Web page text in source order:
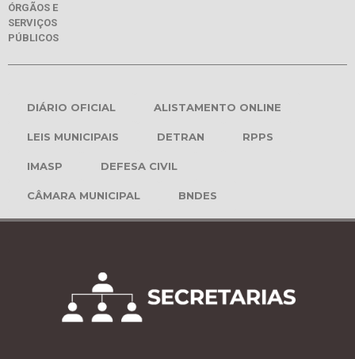
ÓRGÃOS E
SERVIÇOS
PÚBLICOS
DIÁRIO OFICIAL ALISTAMENTO ONLINE
LEIS MUNICIPAIS DETRAN RPPS
IMASP DEFESA CIVIL
CÂMARA MUNICIPAL BNDES